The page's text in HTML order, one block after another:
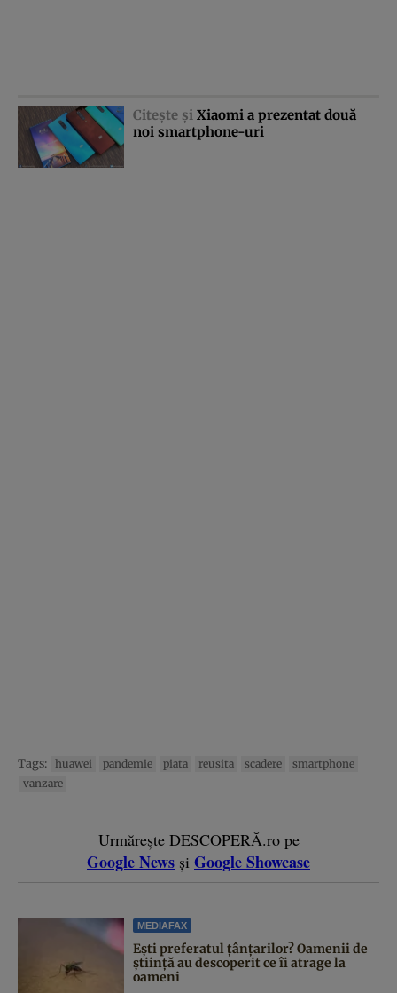
Citeşte şi Xiaomi a prezentat două
noi smartphone-uri
Tags: huawei pandemie piata reusita scadere
smartphone
vanzare
Urmărește DESCOPERĂ.ro pe
Google News și Google Showcase
MEDIAFAX
Ești preferatul țânțarilor? Oamenii de
știință au descoperit ce îi atrage la
oameni